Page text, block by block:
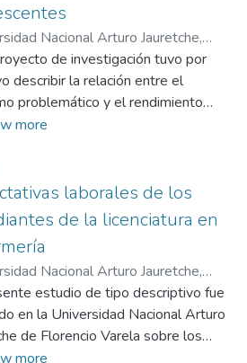
Nacional Arturo Jauretche,
Pérez, Graciela del Carmen
de investigación tuvo por
describir la relación entre el
problemático y el rendimiento
en un grupo de estudiantes de 15 a
obtenidos se podría concluir lo
● En un primer análisis, solo el
los alumnos reconoció que
Pero puede afirmarse que el
encuestados que contestó que no
bebidas alcohólicas, en las
preguntas contestó en qué
consumía, la frecuencia y hasta
de su preferencia, dando un
more
laborales de los
de la licenciatura en
Nacional Arturo Jauretche,
Castro, Damaris Micaela;Alvarenga,
estudio de tipo descriptivo fue
en la Universidad Nacional Arturo
de Florencio Varela sobre los
de la carrera de Licenciatura en
more